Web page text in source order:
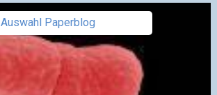
Auswahl Paperblog